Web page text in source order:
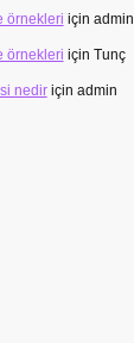
örnekleri için admin
örnekleri için Tunç
nediriçin admin